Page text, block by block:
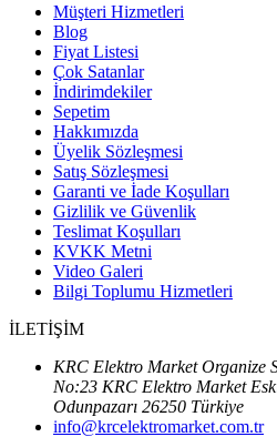
Müşteri Hizmetleri
Blog
Fiyat Listesi
Çok Satanlar
İndirimdekiler
Sepetim
Hakkımızda
Üyelik Sözleşmesi
Satış Sözleşmesi
Garanti ve İade Koşulları
Gizlilik ve Güvenlik
Teslimat Koşulları
KVKK Metni
Video Galeri
Bilgi Toplumu Hizmetleri
İLETİŞİM
KRC Elektro Market Organize
No:23 KRC Elektro Market
Odunpazarı 26250 Türkiye
info@krcelektromarket.com.tr